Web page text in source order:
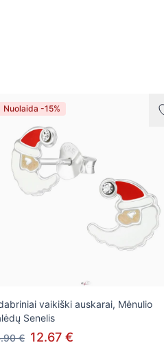
Nuolaida -15%
vaikiški auskarai, Mėnulio
Senelis
€ 12.67 €